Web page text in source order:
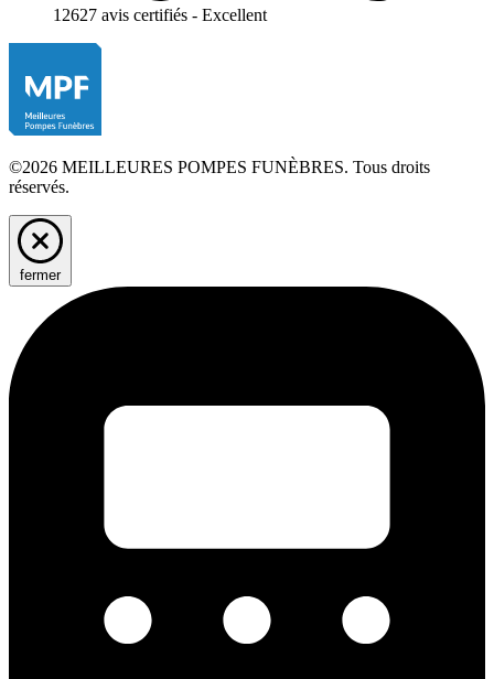
12627 avis certifiés - Excellent
©2026 MEILLEURES POMPES FUNÈBRES. Tous droits
réservés.
fermer